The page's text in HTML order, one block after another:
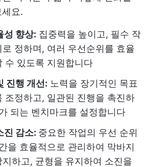
요.
성 향상: 집중력을 높이고, 필수 작
정하며, 여러 우선순위를 효율
수 있도록 지원합니다
진행 개선: 노력을 장기적인 목표
조정하고, 일관된 진행을 촉진하
되는 벤치마크를 설정합니다
진 감소: 중요한 작업의 우선 순위
을 효율적으로 관리하여 막바지
하고, 균형을 유지하여 소진을